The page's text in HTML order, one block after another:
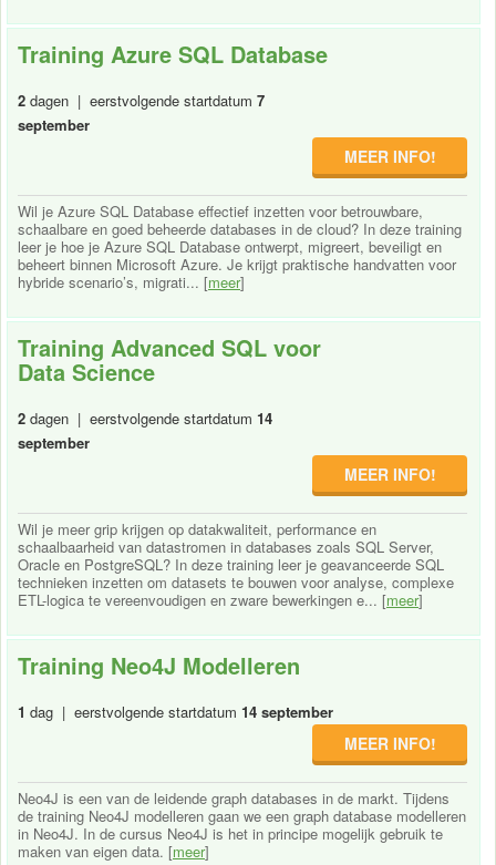
Training Azure SQL Database
2 dagen | eerstvolgende startdatum 7
september
MEER INFO!
Wil je Azure SQL Database effectief inzetten voor betrouwbare,
schaalbare en goed beheerde databases in de cloud? In deze training
leer je hoe je Azure SQL Database ontwerpt, migreert, beveiligt en
beheert binnen Microsoft Azure. Je krijgt praktische handvatten voor
hybride scenario’s, migrati... [meer]
Training Advanced SQL voor
Data Science
2 dagen | eerstvolgende startdatum 14
september
MEER INFO!
Wil je meer grip krijgen op datakwaliteit, performance en
schaalbaarheid van datastromen in databases zoals SQL Server,
Oracle en PostgreSQL? In deze training leer je geavanceerde SQL
technieken inzetten om datasets te bouwen voor analyse, complexe
ETL-logica te vereenvoudigen en zware bewerkingen e... [meer]
Training Neo4J Modelleren
1 dag | eerstvolgende startdatum 14 september
MEER INFO!
Neo4J is een van de leidende graph databases in de markt. Tijdens
de training Neo4J modelleren gaan we een graph database modelleren
in Neo4J. In de cursus Neo4J is het in principe mogelijk gebruik te
maken van eigen data. [meer]